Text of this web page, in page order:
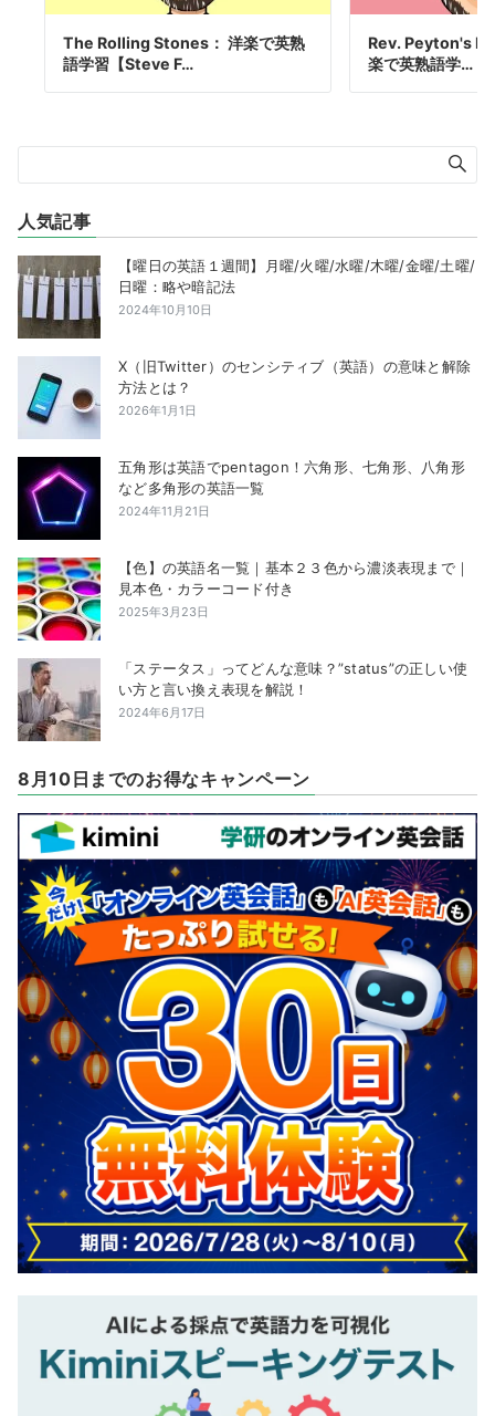
The Rolling Stones： 洋楽で英熟
語学習【Steve F…
Rev. Peyton's
楽で英熟語学…
人気記事
【曜日の英語１週間】月曜/火曜/水曜/木曜/金曜/土曜/
日曜：略や暗記法
2024年10月10日
X（旧Twitter）のセンシティブ（英語）の意味と解除
方法とは？
2026年1月1日
五角形は英語でpentagon！六角形、七角形、八角形
など多角形の英語一覧
2024年11月21日
【色】の英語名一覧｜基本２３色から濃淡表現まで｜
見本色・カラーコード付き
2025年3月23日
「ステータス」ってどんな意味？”status”の正しい使
い方と言い換え表現を解説！
2024年6月17日
8月10日までのお得なキャンペーン